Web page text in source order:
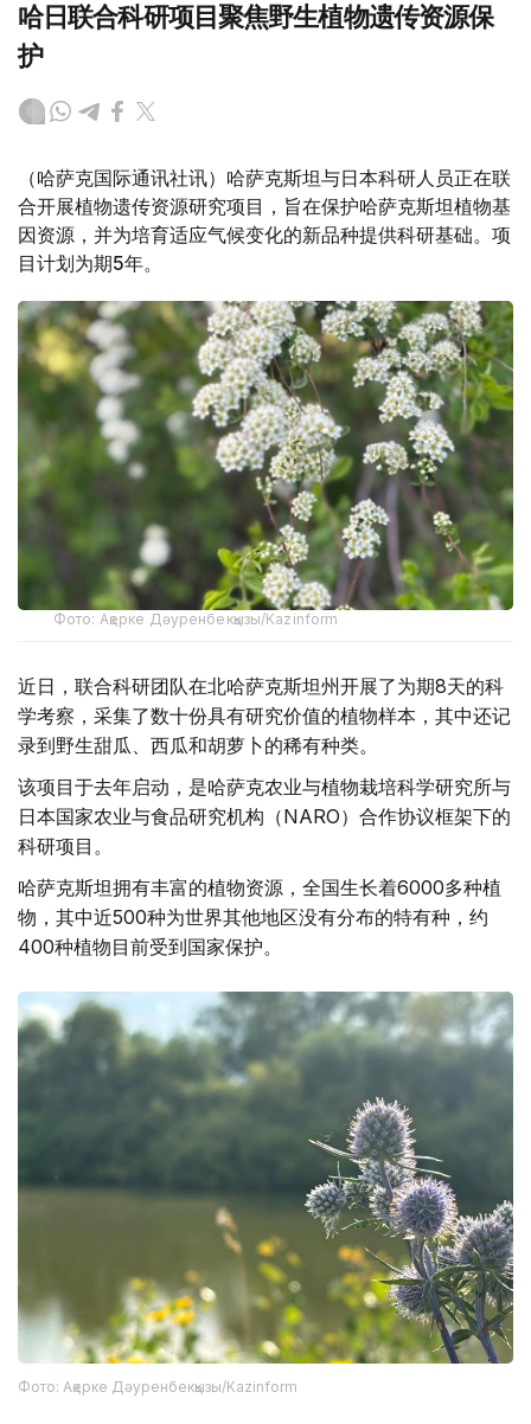
哈日联合科研项目聚焦野生植物遗传资源保
护
（哈萨克国际通讯社讯）哈萨克斯坦与日本科研人员正在联
合开展植物遗传资源研究项目，旨在保护哈萨克斯坦植物基
因资源，并为培育适应气候变化的新品种提供科研基础。项
目计划为期5年。
Фото: Ақерке Дәуренбекқызы/Kazinform
近日，联合科研团队在北哈萨克斯坦州开展了为期8天的科
学考察，采集了数十份具有研究价值的植物样本，其中还记
录到野生甜瓜、西瓜和胡萝卜的稀有种类。
该项目于去年启动，是哈萨克农业与植物栽培科学研究所与
日本国家农业与食品研究机构（NARO）合作协议框架下的
科研项目。
哈萨克斯坦拥有丰富的植物资源，全国生长着6000多种植
物，其中近500种为世界其他地区没有分布的特有种，约
400种植物目前受到国家保护。
Фото: Ақерке Дәуренбекқызы/Kazinform